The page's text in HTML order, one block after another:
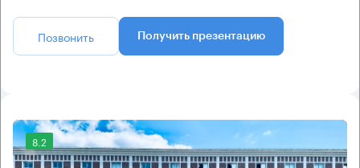
Позвонить Получить презентацию
8.2